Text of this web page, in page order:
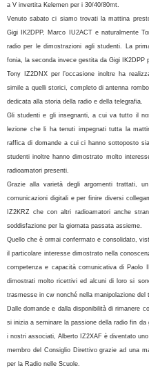
a V invertita Kelemen per i 30/40/80mt.
Venuto sabato ci siamo trovati la mattina
Gigi IK2DPP, Marco IU2ACT e naturalmente
radio per le dimostrazioni agli studenti. La
fonia, la seconda invece gestita da Gigi IK2DPP
Tony IZ2DNX per l’occasione inoltre ha
simile a quelli storici, completo di antenna
dedicata alla storia della radio e della telegrafia.
Gli studenti e gli insegnanti, a cui va tutto il
lezione che li ha tenuti impegnati tutta la
raffica di domande a cui ci hanno sottoposto
studenti inoltre hanno dimostrato molto
radioamatori presenti.
Grazie alla varietà degli argomenti trattati,
comunicazioni digitali e per finire diversi
IZ2KRZ che con altri radioamatori anche
soddisfazione per la giornata passata assieme.
Quello che è ormai confermato e consolidato,
il particolare interesse dimostrato nella
competenza e capacità comunicativa di
dimostrati molto ricettivi ed alcuni di loro si
trasmesse in cw nonché nella manipolazione del
Dalle domande e dalla disponibilità di rimanere
si inizia a seminare la passione della radio fin
i nostri associati, Alberto IZ2XAF è diventato
membro del Consiglio Direttivo grazie ad una
per la Radio nelle Scuole.